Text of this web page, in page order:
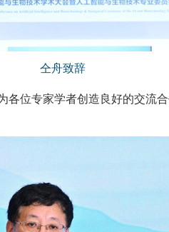
仝舟致辞
位专家学者创造良好的交流